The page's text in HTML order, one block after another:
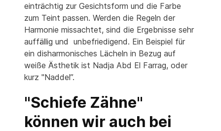
einträchtig zur Gesichtsform und die Farbe
zum Teint passen. Werden die Regeln der
Harmonie missachtet, sind die Ergebnisse sehr
auffällig und unbefriedigend. Ein Beispiel für
ein disharmonisches Lächeln in Bezug auf
weiße Ästhetik ist Nadja Abd El Farrag, oder
kurz "Naddel”.
"Schiefe Zähne"
können wir auch bei